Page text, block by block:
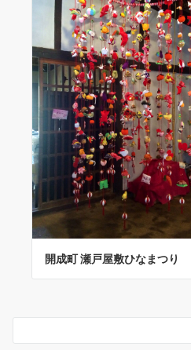
開成町 瀬戸屋敷ひなまつり